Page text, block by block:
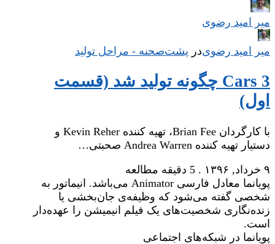
میر امید رضوی
میر امید رضویدر پشت‌صحنه - مراحل تولید
Cars 3 چگونه تولید شد (قسمت
اول)
با کارگردان Brian Fee، تهیه کننده Kevin Reher و
دستیار تهیه کننده Andrea Warren صحبتی…
۹ خرداد, ۱۳۹۶
. 5 دقیقه مطالعه
پویانما معادل فارسی Animator می‌باشد. انیماتور به
شخصی گفته می‌شود که وظیفه‌ی جان‌بخشی یا
زنده‌نگاری شخصیت‌های یک فیلم انیمیشن را عهده‌دار
است.
پویانما در شبکه‌های اجتماعی